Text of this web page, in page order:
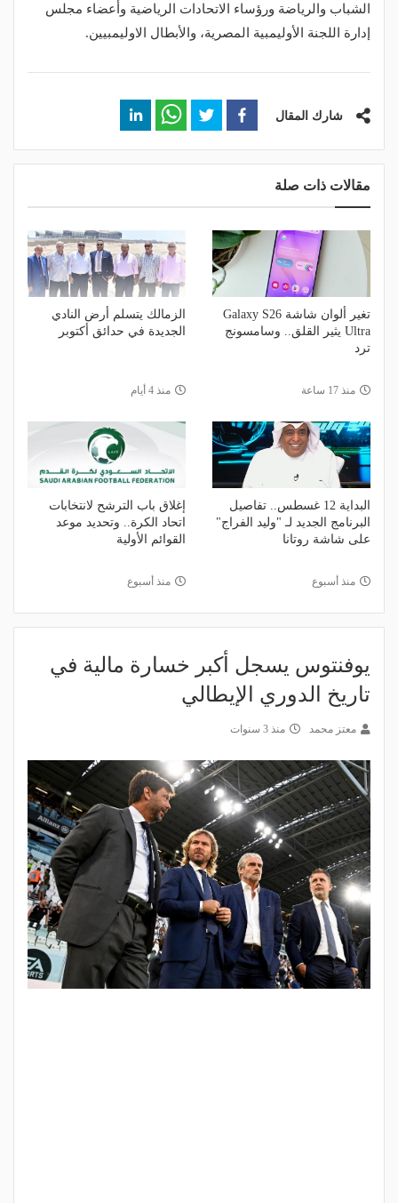
الشباب والرياضة ورؤساء الاتحادات الرياضية وأعضاء مجلس
إدارة اللجنة الأوليمبية المصرية، والأبطال الاوليمبيين.
شارك المقال
مقالات ذات صلة
تغير ألوان شاشة Galaxy S26
Ultra يثير القلق.. وسامسونج
ترد
منذ 17 ساعة
الزمالك يتسلم أرض النادي
الجديدة في حدائق أكتوبر
منذ 4 أيام
البداية 12 غسطس.. تفاصيل
البرنامج الجديد لـ "وليد الفراج"
على شاشة روتانا
منذ أسبوع
إغلاق باب الترشح لانتخابات
اتحاد الكرة.. وتحديد موعد
القوائم الأولية
منذ أسبوع
يوفنتوس يسجل أكبر خسارة مالية في
تاريخ الدوري الإيطالي
معتز محمد منذ 3 سنوات